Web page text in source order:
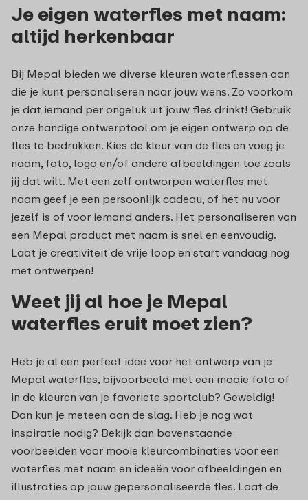
Je eigen waterfles met naam:
altijd herkenbaar
Bij Mepal bieden we diverse kleuren waterflessen aan
die je kunt personaliseren naar jouw wens. Zo voorkom
je dat iemand per ongeluk uit jouw fles drinkt! Gebruik
onze handige ontwerptool om je eigen ontwerp op de
fles te bedrukken. Kies de kleur van de fles en voeg je
naam, foto, logo en/of andere afbeeldingen toe zoals
jij dat wilt. Met een zelf ontworpen waterfles met
naam geef je een persoonlijk cadeau, of het nu voor
jezelf is of voor iemand anders. Het personaliseren van
een Mepal product met naam is snel en eenvoudig.
Laat je creativiteit de vrije loop en start vandaag nog
met ontwerpen!
Weet jij al hoe je Mepal
waterfles eruit moet zien?
Heb je al een perfect idee voor het ontwerp van je
Mepal waterfles, bijvoorbeeld met een mooie foto of
in de kleuren van je favoriete sportclub? Geweldig!
Dan kun je meteen aan de slag. Heb je nog wat
inspiratie nodig? Bekijk dan bovenstaande
voorbeelden voor mooie kleurcombinaties voor een
waterfles met naam en ideeën voor afbeeldingen en
illustraties op jouw gepersonaliseerde fles. Laat de